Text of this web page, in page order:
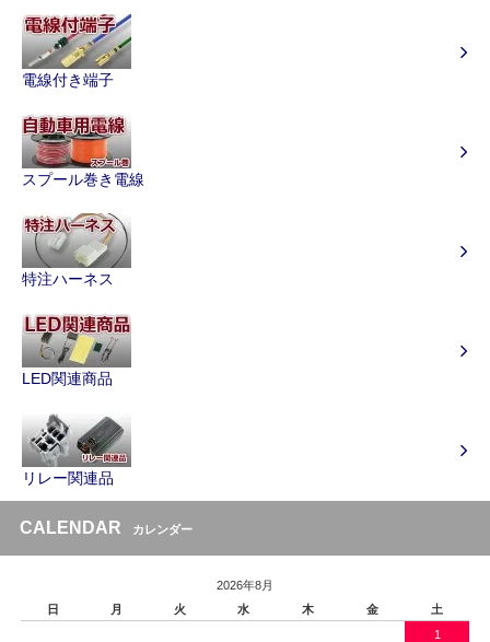
電線付き端子
スプール巻き電線
特注ハーネス
LED関連商品
リレー関連品
CALENDAR カレンダー
2026年8月
日
月 火 水 木 金
土
1